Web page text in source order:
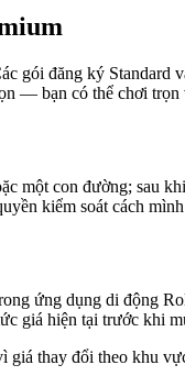
gói đăng ký
— bạn có thể chơi trọn
một con đường; sau
kiểm soát cách
ứng dụng di động
giá hiện tại trước khi
giá thay đổi theo khu